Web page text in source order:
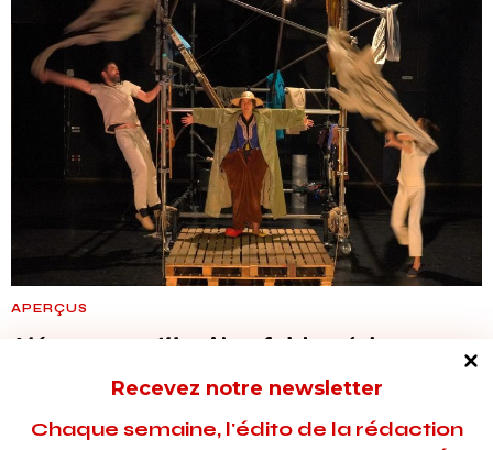
APERÇUS
L’épouvantaille
: Une fable aérienne et
Avec un texte poétique, volontairement déconstruit de toute
narration linéaire, Stella Serfaty explore dans
Recevez notre newsletter
Chaque semaine, l'édito de la rédaction